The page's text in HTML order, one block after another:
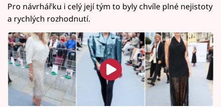
Pro návrhářku i celý její tým to byly chvíle plné nejistoty
a rychlých rozhodnutí.